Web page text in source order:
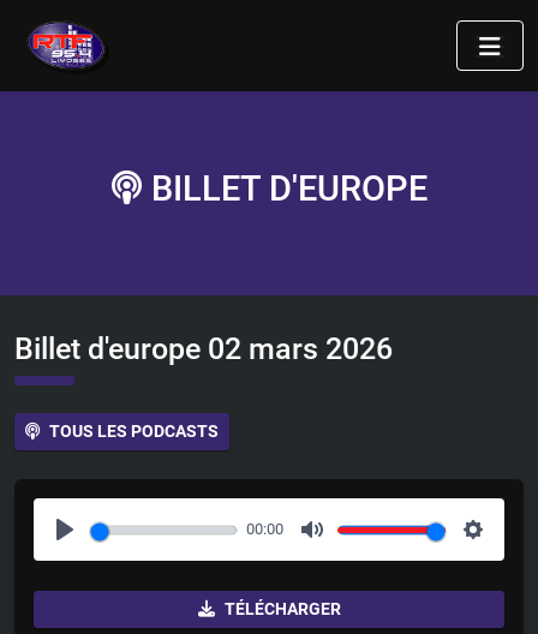
BILLET D'EUROPE
Billet d'europe 02 mars 2026
TOUS LES PODCASTS
P
l
00:00
M
u
t
S
e
TÉLÉCHARGER